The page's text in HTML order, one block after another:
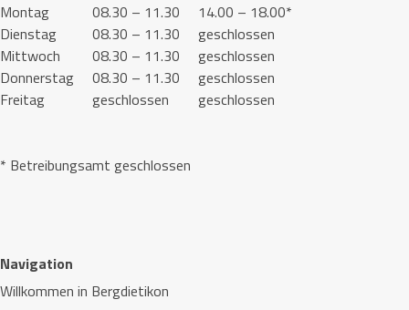
Montag
08.30 – 11.30 14.00 – 18.00*
Dienstag
08.30 – 11.30 geschlossen
Mittwoch
08.30 – 11.30 geschlossen
Donnerstag 08.30 – 11.30 geschlossen
Freitag
geschlossen geschlossen
* Betreibungsamt geschlossen
Navigation
Willkommen in Bergdietikon